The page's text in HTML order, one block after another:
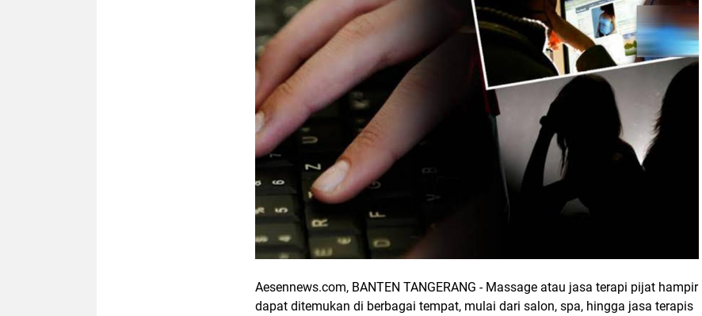
Aesennews.com, BANTEN TANGERANG - Massage atau jasa terapi pijat hampir
dapat ditemukan di berbagai tempat, mulai dari salon, spa, hingga jasa terapis